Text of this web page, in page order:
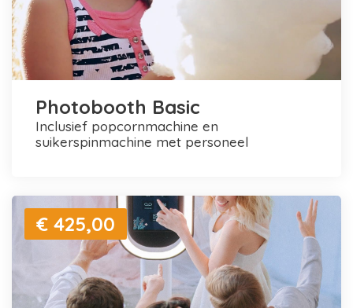
Photobooth Basic
inclusief popcornmachine en
suikerspinmachine met personeel
€ 425,00